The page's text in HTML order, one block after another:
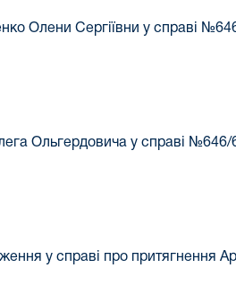
Олени Сергіївни у справі
Ольгердовича у справі №646/
у справі про притягнення